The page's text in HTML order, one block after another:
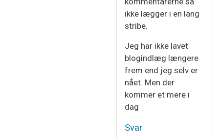
ikke lægger i en lang
stribe.
Jeg har ikke lavet
blogindlæg længere
frem end jeg selv er
nået. Men der
kommer et mere i
dag
Svar